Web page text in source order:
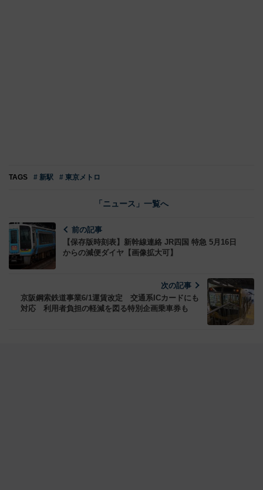
TAGS # 新駅 # 東京メトロ
「ニュース」一覧へ
前の記事
【保存版時刻表】新幹線連絡 JR四国 特急 5月16日
からの減便ダイヤ【画像拡大可】
次の記事
京阪鋼索鉄道事業6/1運賃改定 交通系ICカードにも
対応 利用者負担の軽減を図る特別企画乗車券も